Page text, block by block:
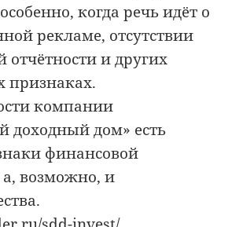
когда речь идёт о
рекламе, отсутствии
отчётности и других
признаках.
компании
доходный дом» есть
финансовой
возможно, и